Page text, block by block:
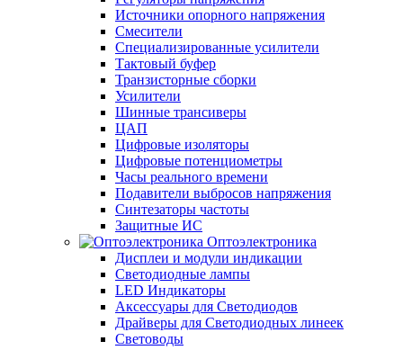
Источники опорного напряжения
Смесители
Специализированные усилители
Тактовый буфер
Транзисторные сборки
Усилители
Шинные трансиверы
ЦАП
Цифровые изоляторы
Цифровые потенциометры
Часы реального времени
Подавители выбросов напряжения
Синтезаторы частоты
Защитные ИС
Оптоэлектроника
Дисплеи и модули индикации
Светодиодные лампы
LED Индикаторы
Аксессуары для Светодиодов
Драйверы для Светодиодных линеек
Световоды